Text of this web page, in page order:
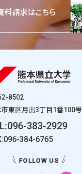
料請求はこちら
8502
市東区月出3丁目1番100号
383-2929
384-6765
FOLLOW US